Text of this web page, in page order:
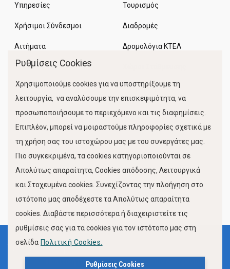
Υπηρεσίες
Χρήσιμοι Σύνδεσμοι
Αιτήματα
Τουρισμός
Διαδρομές
Δρομολόγια ΚΤΕΛ
Κίνηση Λιμένος
FOLLOW US
Όροι Χρήσης
Πολιτική Προστασίας Προσωπικών Δεδομένων
Ρυθμίσεις Cookies
Χρησιμοποιούμε cookies για να υποστηρίξουμε τη
λειτουργία, να αναλύσουμε την επισκεψιμότητα, να
προσωποποιήσουμε το περιεχόμενο και τις διαφημίσεις.
Επιπλέον, μπορεί να μοιραστούμε πληροφορίες σχετικά με
τη χρήση σας του ιστοχώρου μας με του συνεργάτες μας.
Πιο συγκεκριμένα, τα cookies κατηγοριοποιούνται σε
Απολύτως απαραίτητα, Cookies απόδοσης, Λειτουργικά
και Στοχευμένα cookies. Συνεχίζοντας την πλοήγηση στο
ιστότοπο μας αποδέχεστε τα Απολύτως απαραίτητα
cookies. Διαβάστε περισσότερα ή διαχειριστείτε τις
ρυθμίσεις σας για τα cookies για τον ιστότοπο μας στη
σελίδα Πολιτική Cookies.
Ρυθμίσεις Cookies